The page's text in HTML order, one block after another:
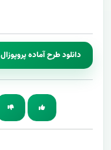
دانلود طرح آماده‌ پروپوزال ISMS